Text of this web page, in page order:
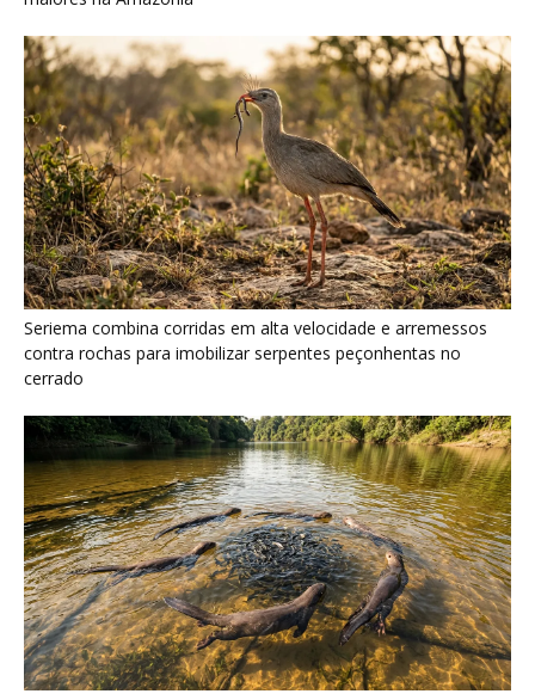
Ariranha sincroniza caça coletiva com vocalização subaquática
e cerca cardumes em rios rasos da Amazônia
Serpente escavadora brasileira Tametara mirim reescreve a
evolução dos répteis